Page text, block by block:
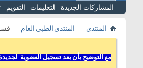
المشاركات الجديدة
التعليمات التقويم
المنتدى المنتدى الطبي العام
مع التوضيح بأن بعد تسجيل العضوية